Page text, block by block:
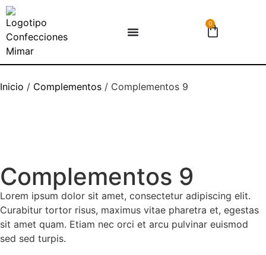
0
Inicio / Complementos / Complementos 9
Complementos 9
Lorem ipsum dolor sit amet, consectetur adipiscing elit.
Curabitur tortor risus, maximus vitae pharetra et, egestas
sit amet quam. Etiam nec orci et arcu pulvinar euismod
sed sed turpis.